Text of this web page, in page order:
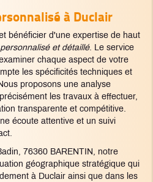
à Duclair
bénéficier d'une expertise de haut
et détaillé. Le service
chaque aspect de votre
les spécificités techniques et
proposons une analyse
les travaux à effectuer,
transparente et compétitive.
écoute attentive et un suivi
76360 BARENTIN, notre
géographique stratégique qui
à Duclair ainsi que dans les